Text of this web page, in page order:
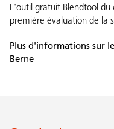
L'outil gratuit Blendtool
première évaluation de la
Plus d'informations sur
Berne